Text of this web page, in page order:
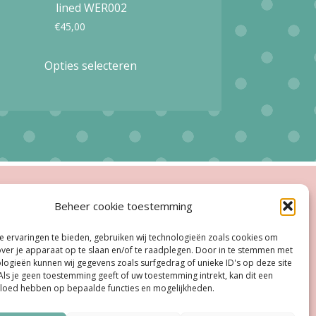
Beheer cookie toestemming
ervaringen te bieden, gebruiken wij technologieën zoals cookies om
je apparaat op te slaan en/of te raadplegen. Door in te stemmen met
kunnen wij gegevens zoals surfgedrag of unieke ID's op deze site
je geen toestemming geeft of uw toestemming intrekt, kan dit een
hebben op bepaalde functies en mogelijkheden.
lined WER002
€45,00
Opties selecteren
meerdere
variaties.
Deze
optie
kan
gekozen
worden
op
Do:11.00 - 18.00 uur
11:00 uur - 18:00 uur
10:00 uur - 17:00 uur